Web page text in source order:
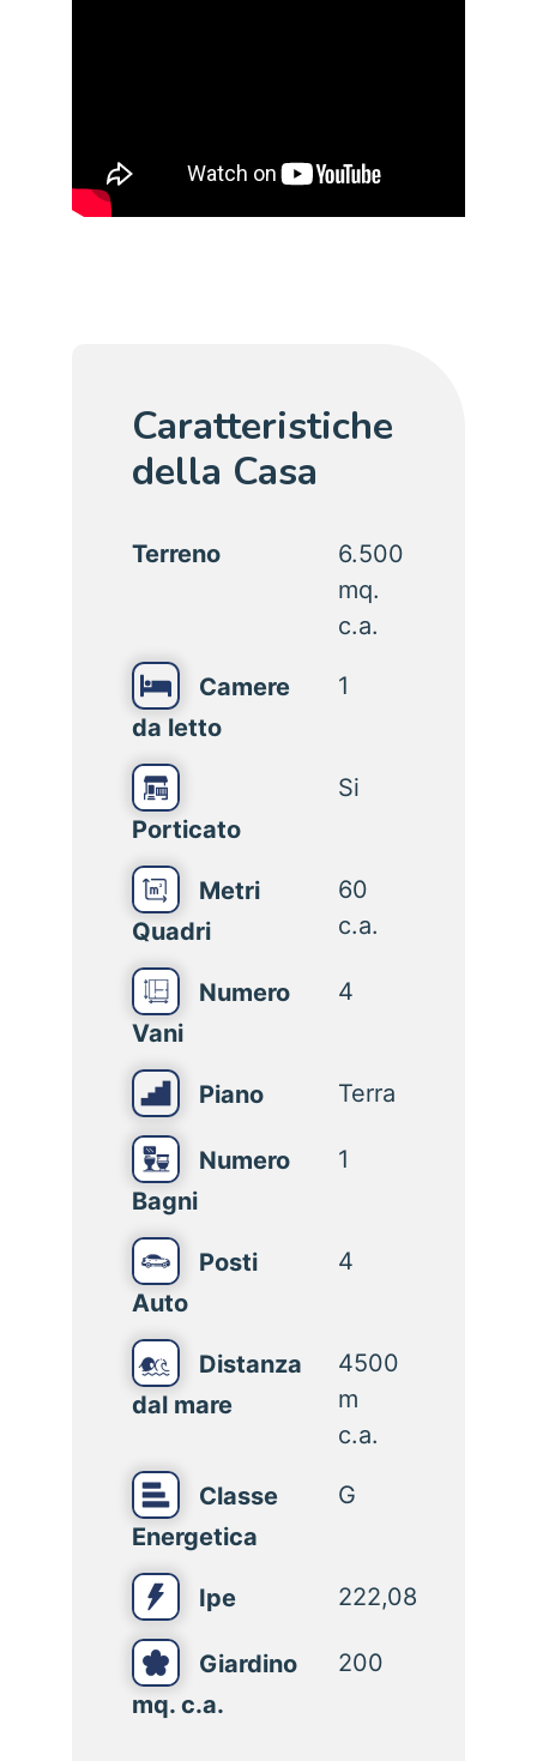
Caratteristiche
della Casa
Terreno
6.500
mq.
c.a.
Camere
da letto
1
Porticato
Si
Metri
Quadri
60
c.a.
Numero
Vani
4
Piano Terra
Numero
Bagni
1
Posti
Auto
4
Distanza
dal mare
4500
m
c.a.
Classe
Energetica
G
Ipe 222,08
Giardino
mq. c.a.
200